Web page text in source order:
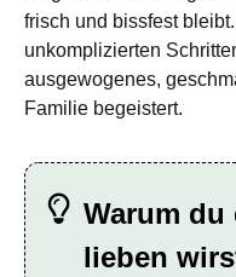
frisch und bissfest
unkomplizierten
ausgewogenes,
Familie begeistert.
Warum du
lieben